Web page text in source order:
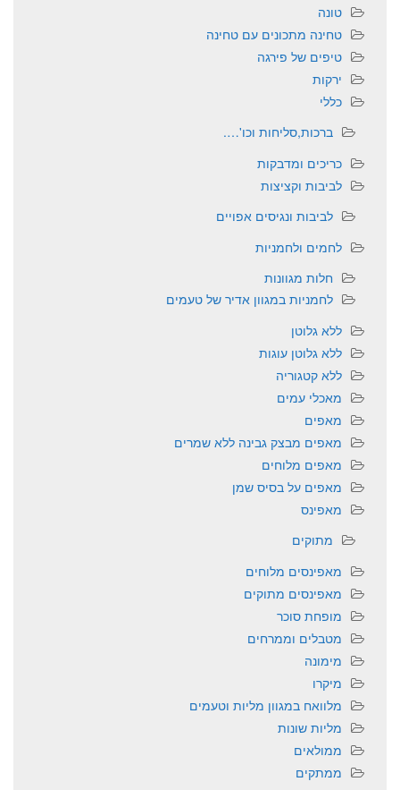
טונה
טחינה מתכונים עם טחינה
טיפים של פירגה
ירקות
כללי
ברכות,סליחות וכו'….
כריכים ומדבקות
לביבות וקציצות
לביבות ונגיסים אפויים
לחמים ולחמניות
חלות מגוונות
לחמניות במגוון אדיר של טעמים
ללא גלוטן
ללא גלוטן עוגות
ללא קטגוריה
מאכלי עמים
מאפים
מאפים מבצק גבינה ללא שמרים
מאפים מלוחים
מאפים על בסיס שמן
מאפינס
מתוקים
מאפינסים מלוחים
מאפינסים מתוקים
מופחת סוכר
מטבלים וממרחים
מימונה
מיקרו
מלוואח במגוון מליות וטעמים
מליות שונות
ממולאים
ממתקים